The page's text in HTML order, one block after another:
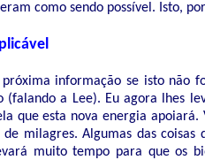
como sendo possível. Isto,
informação se isto não
(falando a Lee). Eu agora lhes
que esta nova energia apoiará.
de milagres. Algumas das
muito tempo para que os